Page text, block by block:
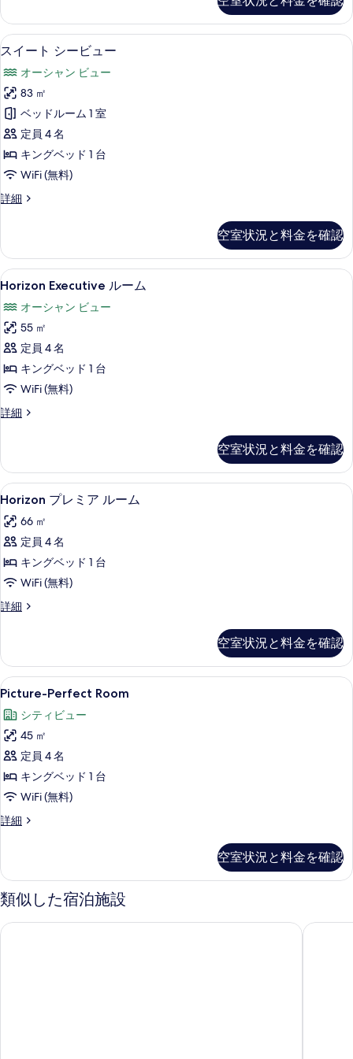
の
写
真
を
表
示
す
る
ム
の
詳
ス
ー
ト
シ
ー
ビ
ュ
ー
す
べ
て
の
写
真
を
表
示
スイート シービュー | 低刺激性寝具
8
スイート シービュー
オーシャン ビュー
83 ㎡
ベッドルーム 1 室
定員 4 名
キングベッド 1 台
WiFi (無料)
詳細
ス
シ
ー
ビ
ー
の
細
空室状況と料金を確認
Horizon
Executive
ル
ー
ム
の
す
べ
写
真
を
表
示
す
る
低刺激性寝具、ミニバー、セーフテ
6
Horizon Executive ルーム
オーシャン ビュー
55 ㎡
定員 4 名
キングベッド 1 台
WiFi (無料)
詳細
Horizon
ム
の
詳
空室状況と料金を確認
Horizon
プ
レ
ミ
ア
ル
ー
の
す
べ
て
の
写
真
を
表
る
低刺激性寝具、ミニバー、セーフテ
7
Horizon プレミア ルーム
66 ㎡
定員 4 名
キングベッド 1 台
WiFi (無料)
詳細
Horizon
ア
ル
ー
の
詳
空室状況と料金を確認
Picture-
Perfect
Room
の
す
べ
て
の
を
表
示
Picture-Perfect Room | 低刺激性寝
7
Picture-Perfect Room
シティビュー
45 ㎡
定員 4 名
キングベッド 1 台
WiFi (無料)
詳細
Picture-
詳
細
空室状況と料金を確認
類似した宿泊施設
デュシタニ・ドバイ アトラ